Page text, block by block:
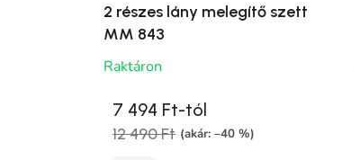
2 részes lány melegítő szett
MM 843
Raktáron
7 494 Ft-tól
12 490 Ft (akár: –40 %)